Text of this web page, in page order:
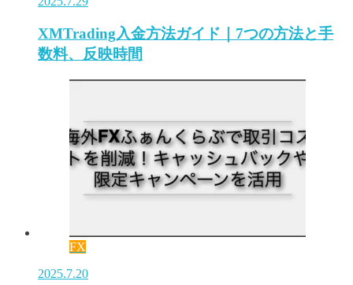
XMTrading入金方法ガイド｜7つの方法と手
数料、反映時間
FX
2025.7.20